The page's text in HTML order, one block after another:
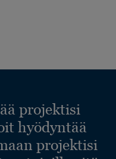
projektisi
hyödyntää
projektisi